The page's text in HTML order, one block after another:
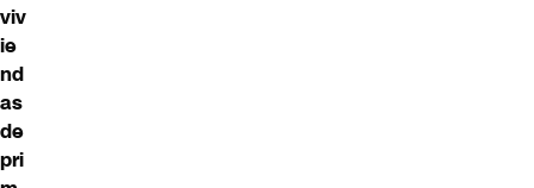
viv
ie
nd
as
de
pri